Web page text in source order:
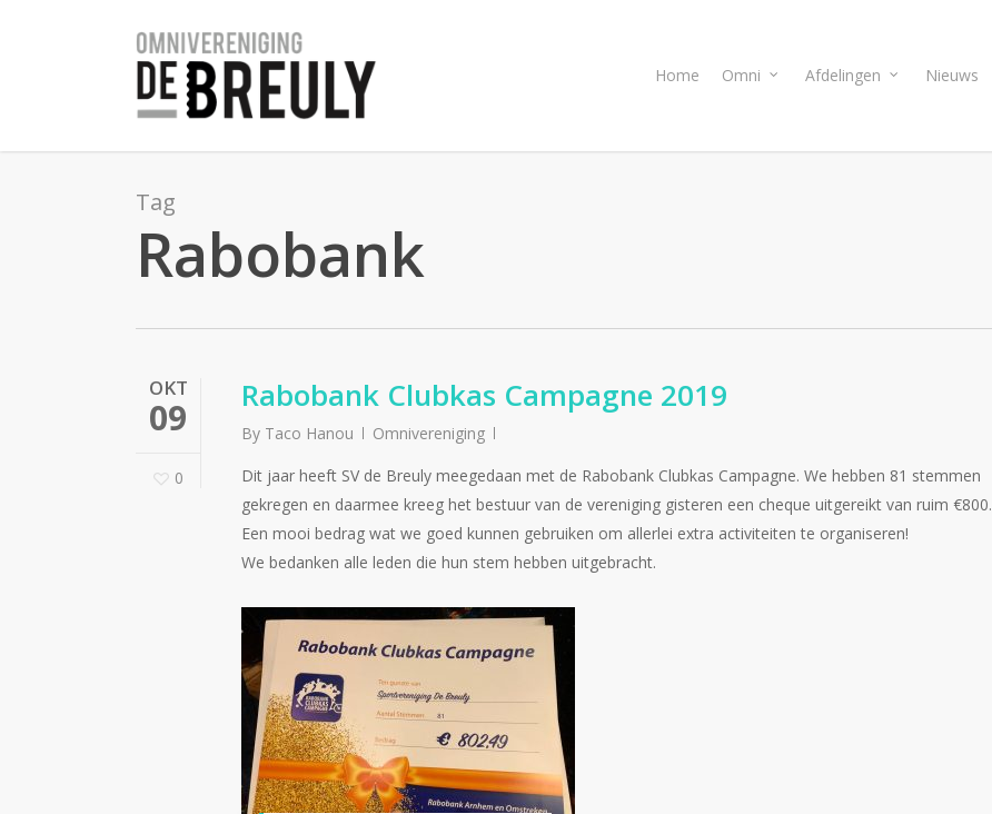
Home Omni Afdelingen Nieuws
Tag
Rabobank
OKT
09
0
Rabobank Clubkas Campagne 2019
By Taco Hanou
Omnivereniging
Dit jaar heeft SV de Breuly meegedaan met de Rabobank Clubkas Campagne. We hebben 81 stemmen
gekregen en daarmee kreeg het bestuur van de vereniging gisteren een cheque uitgereikt van ruim €800.
Een mooi bedrag wat we goed kunnen gebruiken om allerlei extra activiteiten te organiseren!
We bedanken alle leden die hun stem hebben uitgebracht.